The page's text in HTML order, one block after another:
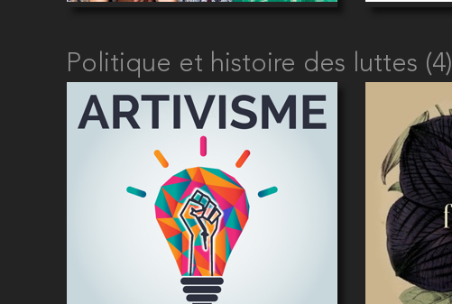
Politique et histoire des luttes (4)